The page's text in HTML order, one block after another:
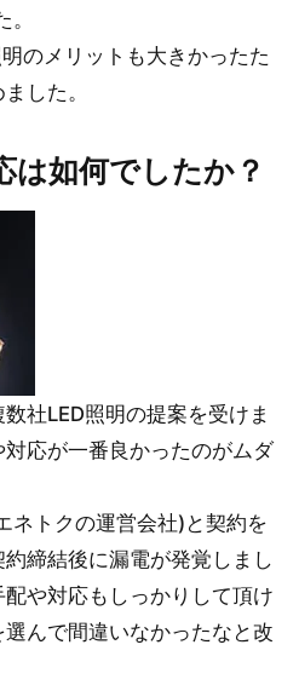
のメリットも大きかったた
した。
は如何でしたか？
社LED照明の提案を受けま
応が一番良かったのがムダ
ネトクの運営会社)と契約を
締結後に漏電が発覚しまし
や対応もしっかりして頂け
んで間違いなかったなと改